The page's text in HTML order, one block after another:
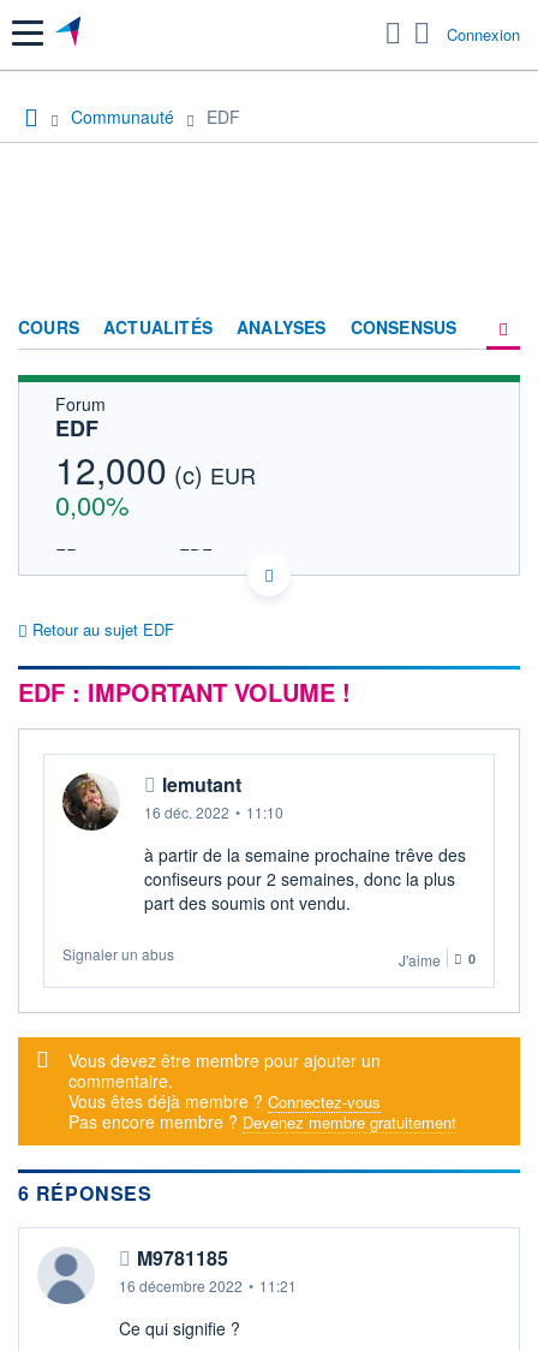
Menu Connexion
Communauté EDF
COURS ACTUALITÉS ANALYSES CONSENSUS
Forum
EDF
12,000 (c) EUR
0,00%
FR0010242511 EDF
EURONEXT PARIS DONNÉES TEMPS RÉEL
Cotation sur les autres places
SECTEUR
Électricité conventionnelle
0,000 12,000
+ HAUT
0,000
CAPITAL ÉCHANGÉ
0,00%
VALORISATION
50 034 MEUR
DERNIER ÉCHANGE
17.05.23 / 17:35:10
LIMITE À LA
BAISSE
0,000 0,020
ESTIMÉ 2026
-
2026
-
DERNIER
DIVIDENDE
0,00 EUR
DATE
DERNIER
DIVIDENDE
-
PROCHAIN
DIVIDENDE
ÉLIGIBILITÉ
Non éligible
Boursobank
Retour au sujet EDF
EDF : IMPORTANT VOLUME !
lemutant
16 déc. 2022 • 11:10
à partir de la semaine prochaine trêve des
confiseurs pour 2 semaines, donc la plus
part des soumis ont vendu.
Signaler un abus J'aime 0
Message d'alerte
Vous devez être membre pour ajouter un
commentaire.
Vous êtes déjà membre ? Connectez-vous
Pas encore membre ? Devenez membre gratuitement
6 RÉPONSES
M9781185
16 décembre 2022 • 11:21
Ce qui signifie ?